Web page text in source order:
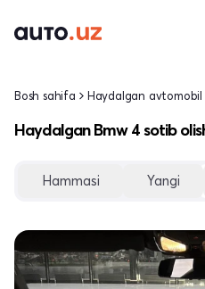
Bosh sahifa Haydalgan avtomobil
Haydalgan Bmw 4 sotib
Hammasi Yangi